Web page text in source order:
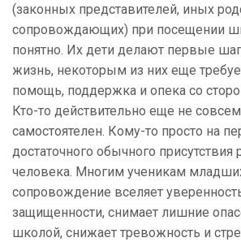
(законных представителей, иных
сопровождающих) при посещении
понятно. Их дети делают первые
жизнь, некоторым из них еще
помощь, поддержка и опека со
Кто-то действительно еще не
самостоятелен. Кому-то просто на
достаточного обычного присутствия
человека. Многим ученикам
сопровождение вселяет
защищенности, снимает лишние
школой, снижает тревожность и